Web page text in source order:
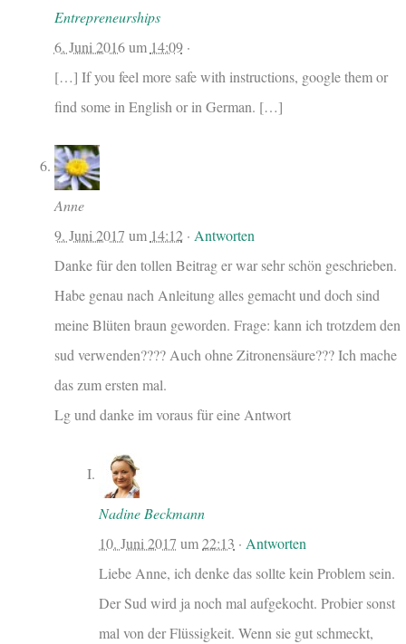
Entrepreneurships
6. Juni 2016um 14:09·
[…] If you feel more safe with instructions, google them or
find some in English or in German. […]
Anne
9. Juni 2017 um 14:12· Antworten
Danke für den tollen Beitrag er war sehr schön geschrieben.
Habe genau nach Anleitung alles gemacht und doch sind
meine Blüten braun geworden. Frage: kann ich trotzdem den
sud verwenden???? Auch ohne Zitronensäure??? Ich mache
das zum ersten mal.
Lg und danke im voraus für eine Antwort
Nadine Beckmann
10. Juni 2017 um22:13 · Antworten
Liebe Anne, ich denke das sollte kein Problem sein.
Der Sud wird ja noch mal aufgekocht. Probier sonst
mal von der Flüssigkeit. Wenn sie gut schmeckt,